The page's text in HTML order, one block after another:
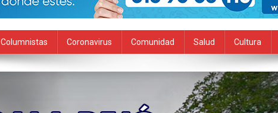
Columnistas Coronavirus Comunidad Salud Cultura